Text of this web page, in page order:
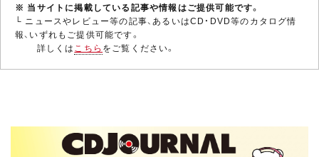
※ 当サイトに掲載している記事や情報はご提供可能です。
└ ニュースやレビュー等の記事、あるいはCD・DVD等のカタログ情
報、いずれもご提供可能です。
詳しくはこちら をご覧ください。